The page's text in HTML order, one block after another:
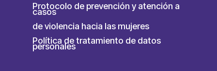
Protocolo de prevención y atención a
casos
de violencia hacia las mujeres
Política de tratamiento de datos
personales